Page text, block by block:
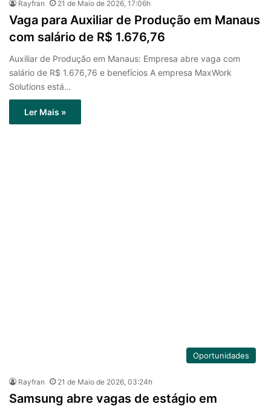
Rayfran 21 de Maio de 2026, 17:06h
Vaga para Auxiliar de Produção em Manaus
com salário de R$ 1.676,76
Auxiliar de Produção em Manaus: Empresa abre vaga com
salário de R$ 1.676,76 e benefícios A empresa MaxWork
Solutions está…
Ler Mais »
Oportunidades
Rayfran 21 de Maio de 2026, 03:24h
Samsung abre vagas de estágio em